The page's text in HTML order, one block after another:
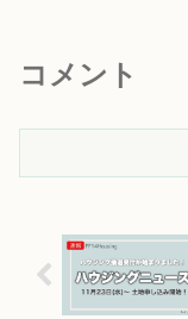
コメント